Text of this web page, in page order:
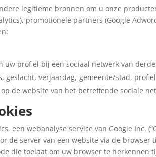
legitieme bronnen om u onze
promotionele partners (Google
profiel bij een sociaal netwerk van
geslacht, verjaardag, gemeente/stad,
de website van het betreffende sociale
een webanalyse service van Google Inc.
de server van een website via de
die toelaat om uw browser te herkennen